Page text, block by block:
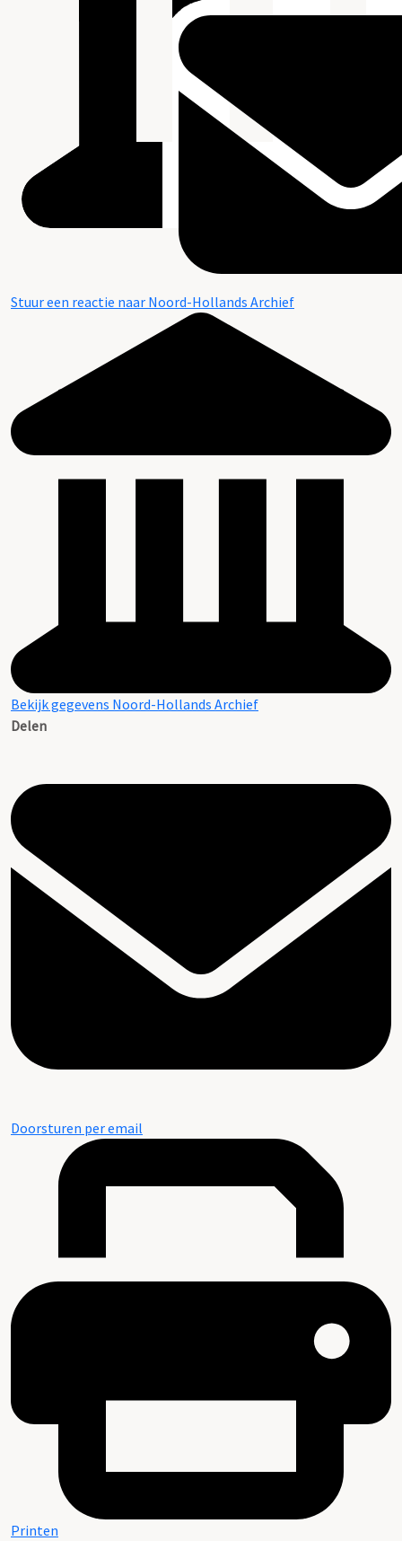
Stuur een reactie naar Noord-Hollands Archief
Bekijk gegevens Noord-Hollands Archief
Delen
Doorsturen per email
Printen